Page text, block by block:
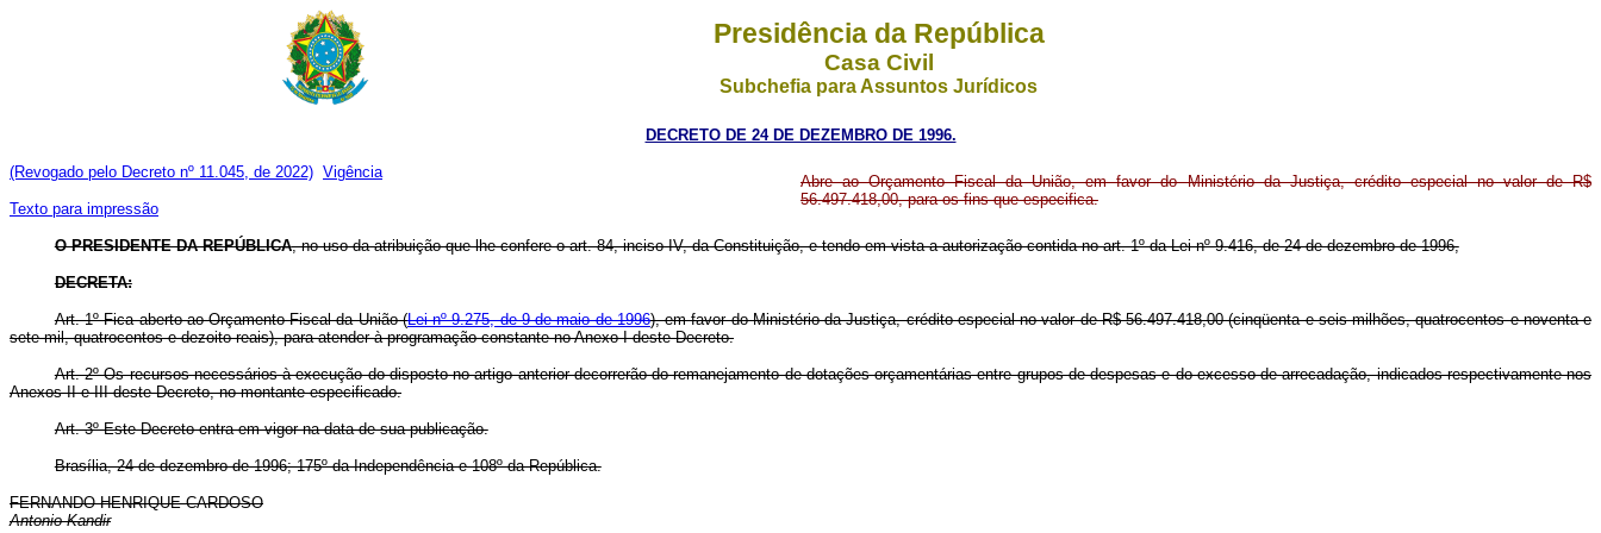
Presidência da República
Casa Civil
Subchefia para Assuntos Jurídicos
DECRETO DE 24 DE DEZEMBRO DE 1996.
(Revogado pelo Decreto nº 11.045, de 2022) Vigência
Texto para impressão
Abre ao Orçamento Fiscal da União, em favor do Ministério da Justiça, crédito especial no valor de R$
56.497.418,00, para os fins que especifica.
O PRESIDENTE DA REPÚBLICA, no uso da atribuição que lhe confere o art. 84, inciso IV, da Constituição, e tendo em vista a autorização contida no art. 1º da Lei nº 9.416, de 24 de dezembro de 1996,
DECRETA:
Art. 1º Fica aberto ao Orçamento Fiscal da União (Lei nº 9.275, de 9 de maio de 1996), em favor do Ministério da Justiça, crédito especial no valor de R$ 56.497.418,00 (cinqüenta e seis milhões, quatrocentos e noventa e
sete mil, quatrocentos e dezoito reais), para atender à programação constante no Anexo I deste Decreto.
Art. 2º Os recursos necessários à execução do disposto no artigo anterior decorrerão do remanejamento de dotações orçamentárias entre grupos de despesas e do excesso de arrecadação, indicados respectivamente nos
Anexos II e III deste Decreto, no montante especificado.
Art. 3º Este Decreto entra em vigor na data de sua publicação.
Brasília, 24 de dezembro de 1996; 175º da Independência e 108º da República.
FERNANDO HENRIQUE CARDOSO
Antonio Kandir